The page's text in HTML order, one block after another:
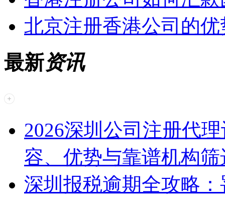
北京注册香港公司的
最新资讯
2026深圳公司注册代
容、优势与靠谱机构筛
深圳报税逾期全攻略